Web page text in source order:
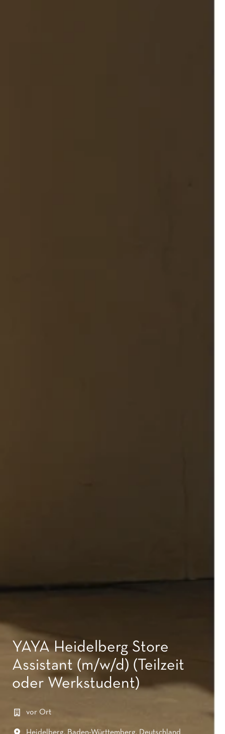
YAYA Heidelberg Store
Assistant (m/w/d) (Teilzeit
oder Werkstudent)
vor Ort